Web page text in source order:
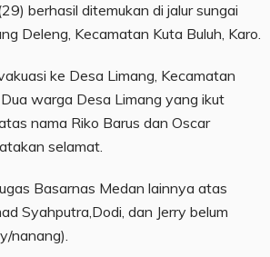
berhasil ditemukan di jalur sungai
Deleng, Kecamatan Kuta Buluh, Karo.
ke Desa Limang, Kecamatan
warga Desa Limang yang ikut
nama Riko Barus dan Oscar
selamat.
Basarnas Medan lainnya atas
Syahputra,Dodi, dan Jerry belum
nanang).